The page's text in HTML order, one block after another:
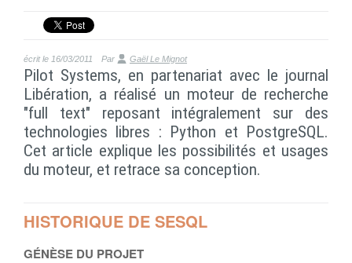
écrit le 16/03/2011 Par Gaël Le Mignot
Pilot Systems, en partenariat avec le journal
Libération, a réalisé un moteur de recherche
"full text" reposant intégralement sur des
technologies libres : Python et PostgreSQL.
Cet article explique les possibilités et usages
du moteur, et retrace sa conception.
HISTORIQUE DE SESQL
GÉNÈSE DU PROJET